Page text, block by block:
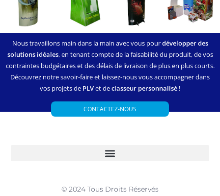
Nous travaillons main dans la main avec vous pourdévelopper des
solutions idéales, en tenant compte de la faisabilité du produit, de vos
contraintes budgétaires et des délais de livraison de plus en plus courts.
Découvrez notre savoir-faire et laissez-nous vous accompagner dans
vos projets de PLVet declasseur personnalisé !
CONTACTEZ-NOUS
© 2024 Tous Droits Réservés